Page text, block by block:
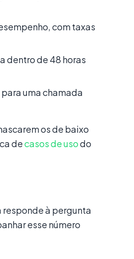
com taxas
dentro de 48 horas
uma chamada
os de baixo
decasos de usodo
à pergunta
esse número